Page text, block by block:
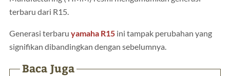
terbaru dari R15.
Generasi terbaru yamaha R15 ini tampak perubahan yang
signifikan dibandingkan dengan sebelumnya.
Baca Juga